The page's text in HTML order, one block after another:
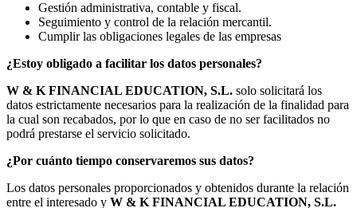
Gestión administrativa, contable y fiscal.
Seguimiento y control de la relación mercantil.
Cumplir las obligaciones legales de las empresas
¿Estoy obligado a facilitar los datos personales?
W & K FINANCIAL EDUCATION, S.L. solo solicitará los
datos estrictamente necesarios para la realización de la finalidad para
la cual son recabados, por lo que en caso de no ser facilitados no
podrá prestarse el servicio solicitado.
¿Por cuánto tiempo conservaremos sus datos?
Los datos personales proporcionados y obtenidos durante la relación
entre el interesado y W & K FINANCIAL EDUCATION, S.L.